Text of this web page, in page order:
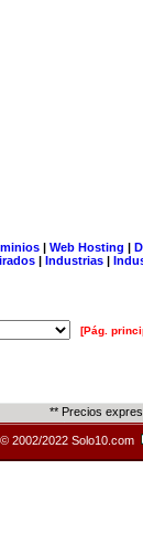
| Web Hosting |
| Industrias |
[Pág.
** Precios
© 2002/2022 Solo10.com